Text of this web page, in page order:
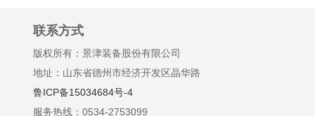
联系方式
版权所有：景津装备股份有限公司
地址：山东省德州市经济开发区晶华路
鲁ICP备15034684号-4
服务热线：0534-2753099